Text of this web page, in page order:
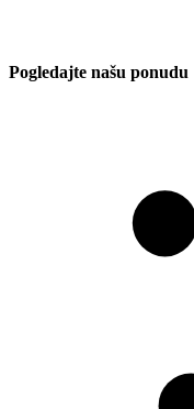
Pogledajte našu ponudu